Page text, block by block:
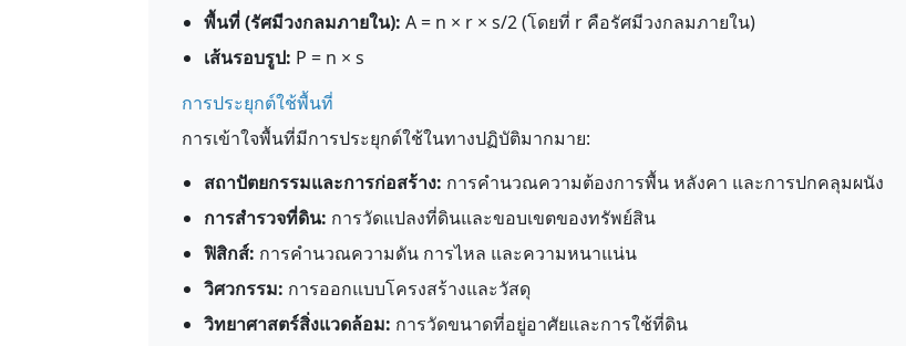
พื้นที่ (รัศมีวงกลมภายใน): A = n × r × s/2 (โดยที่ r คือรัศมีวงกลมภายใน)
เส้นรอบรูป: P = n × s
การประยุกต์ใช้พื้นที่
การเข้าใจพื้นที่มีการประยุกต์ใช้ในทางปฏิบัติมากมาย:
สถาปัตยกรรมและการก่อสร้าง: การคำนวณความต้องการพื้น หลังคา และการปกคลุมผนัง
การสำรวจที่ดิน: การวัดแปลงที่ดินและขอบเขตของทรัพย์สิน
ฟิสิกส์: การคำนวณความดัน การไหล และความหนาแน่น
วิศวกรรม: การออกแบบโครงสร้างและวัสดุ
วิทยาศาสตร์สิ่งแวดล้อม: การวัดขนาดที่อยู่อาศัยและการใช้ที่ดิน